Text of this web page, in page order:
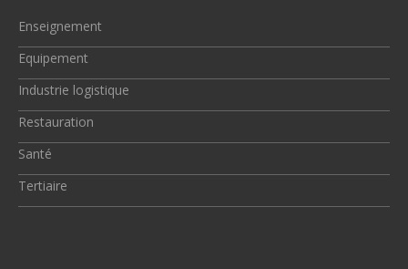
Enseignement
Equipement
Industrie logistique
Restauration
Santé
Tertiaire